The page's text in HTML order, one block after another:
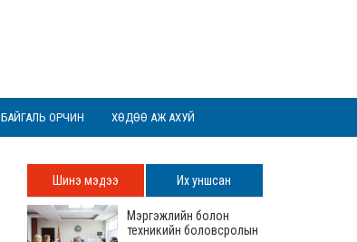
БАЙГАЛЬ ОРЧИН ХӨДӨӨ АЖ АХУЙ
Шинэ мэдээ Их уншсан
Мэргэжлийн болон
техникийн боловсролын